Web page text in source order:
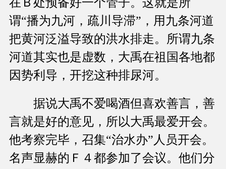
谓“播为九河，疏川导滞”，用九条河道
把黄河泛溢导致的洪水排走。所谓九条
河道其实也是虚数，大禹在祖国各地都
因势利导，开挖这种排尿河。
据说大禹不爱喝酒但喜欢善言，善
言就是好的意见，所以大禹最爱开会。
他考察完毕，召集“治水办”人员开会。
名声显赫的Ｆ４都参加了会议。他们分